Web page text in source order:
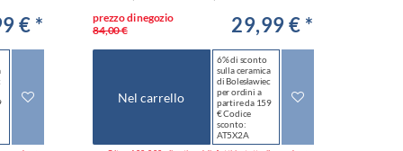
€ *
prezzo di negozio
84,00 €
29,99 € *
Nel carrello
6% di sconto
sulla ceramica
di Bolesławiec
per ordini a
partire da 159
€ Codice
sconto:
AT5X2A